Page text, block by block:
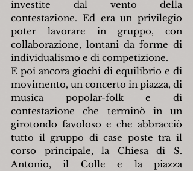
investite dal vento della
contestazione. Ed era un privilegio
poter lavorare in gruppo, con
collaborazione, lontani da forme di
individualismo e di competizione.
E poi ancora giochi di equilibrio e di
movimento, un concerto in piazza, di
musica popolar-folk e di
contestazione che terminò in un
girotondo favoloso e che abbracciò
tutto il gruppo di case poste tra il
corso principale, la Chiesa di S.
Antonio, il Colle e la piazza